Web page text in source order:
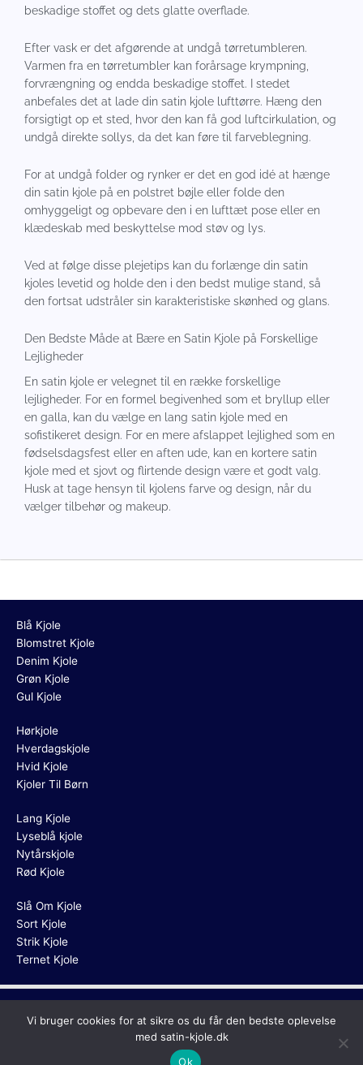
beskadige stoffet og dets glatte overflade.
Efter vask er det afgørende at undgå tørretumbleren.
Varmen fra en tørretumbler kan forårsage krympning,
forvrængning og endda beskadige stoffet. I stedet
anbefales det at lade din satin kjole lufttørre. Hæng den
forsigtigt op et sted, hvor den kan få god luftcirkulation, og
undgå direkte sollys, da det kan føre til farveblegning.
For at undgå folder og rynker er det en god idé at hænge
din satin kjole på en polstret bøjle eller folde den
omhyggeligt og opbevare den i en lufttæt pose eller en
klædeskab med beskyttelse mod støv og lys.
Ved at følge disse plejetips kan du forlænge din satin
kjoles levetid og holde den i den bedst mulige stand, så
den fortsat udstråler sin karakteristiske skønhed og glans.
Den Bedste Måde at Bære en Satin Kjole på Forskellige
Lejligheder
En satin kjole er velegnet til en række forskellige
lejligheder. For en formel begivenhed som et bryllup eller
en galla, kan du vælge en lang satin kjole med en
sofistikeret design. For en mere afslappet lejlighed som en
fødselsdagsfest eller en aften ude, kan en kortere satin
kjole med et sjovt og flirtende design være et godt valg.
Husk at tage hensyn til kjolens farve og design, når du
vælger tilbehør og makeup.
Blå Kjole
Blomstret Kjole
Denim Kjole
Grøn Kjole
Gul Kjole
Hørkjole
Hverdagskjole
Hvid Kjole
Kjoler Til Børn
Lang Kjole
Lyseblå kjole
Nytårskjole
Rød Kjole
Slå Om Kjole
Sort Kjole
Strik Kjole
Ternet Kjole
Copyright © 2026 Satin Kjole
Vi bruger cookies for at sikre os du får den bedste oplevelse
med satin-kjole.dk
Ok